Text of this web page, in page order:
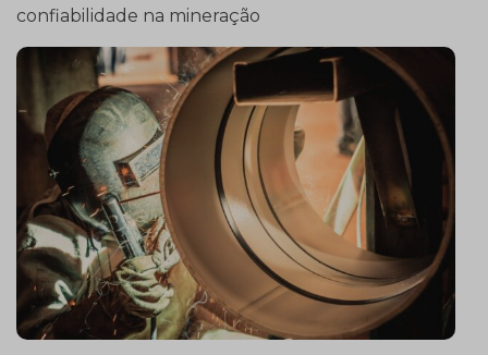
confiabilidade na mineração